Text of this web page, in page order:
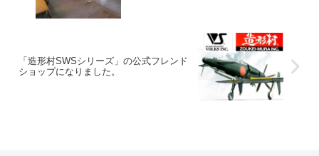
「造形村SWSシリーズ」の公式フレンド
ショップになりました。